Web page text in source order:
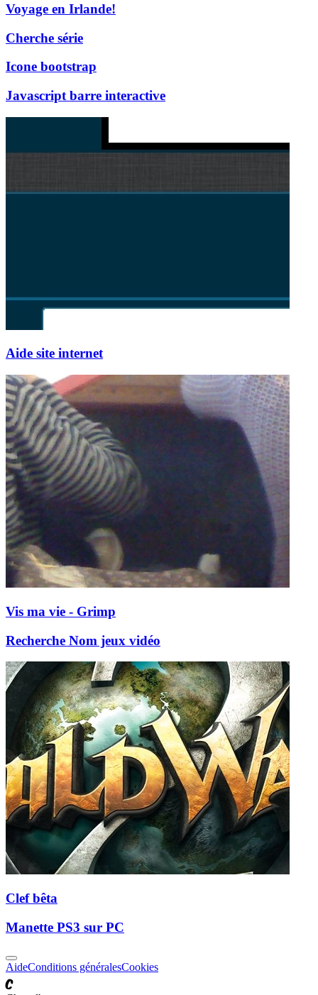
Voyage en Irlande!
Cherche série
Icone bootstrap
Javascript barre interactive
Aide site internet
Vis ma vie - Grimp
Recherche Nom jeux vidéo
Clef bêta
Manette PS3 sur PC
AideConditions généralesCookies
C